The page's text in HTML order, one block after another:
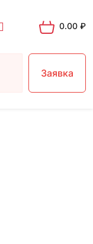
0.00 ₽
Заявка